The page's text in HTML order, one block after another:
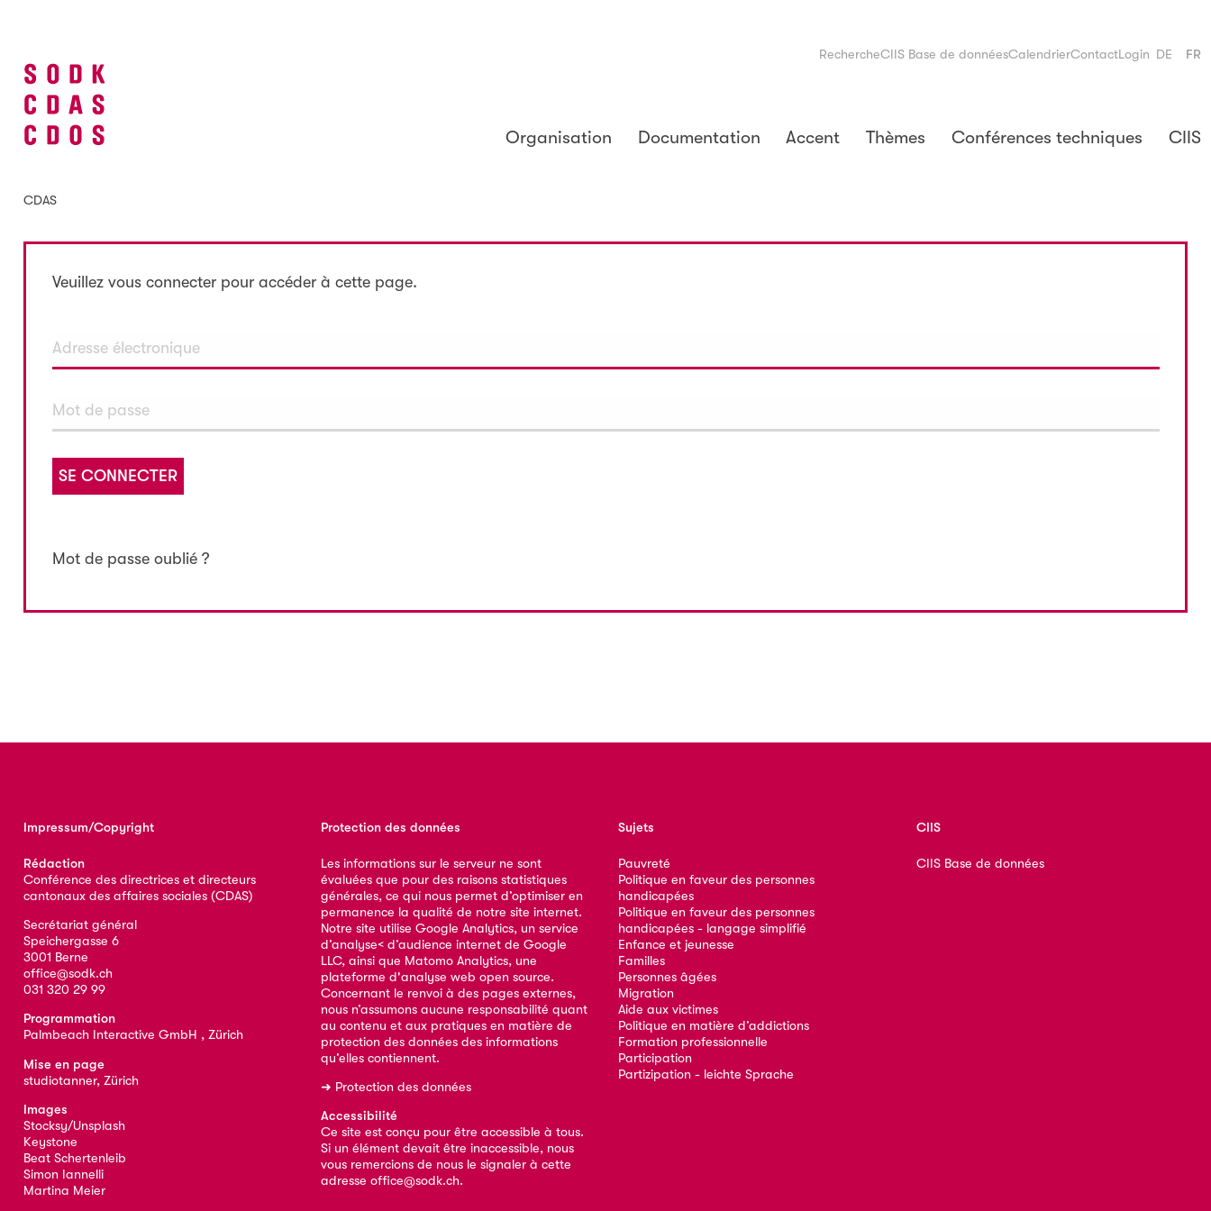
RechercheCIIS Base de donnéesCalendrierContactLogin DE FR
Organisation Documentation Accent Thèmes Conférences techniques CIIS
CDAS
Veuillez vous connecter pour accéder à cette page.
SE CONNECTER
Mot de passe oublié ?
Impressum/Copyright
Rédaction
Conférence des directrices et directeurs
cantonaux des affaires sociales (CDAS)
Secrétariat général
Speichergasse 6
3001 Berne
office@sodk.ch
031 320 29 99
Programmation
Palmbeach Interactive GmbH , Zürich
Mise en page
studiotanner, Zürich
Images
Stocksy/Unsplash
Keystone
Beat Schertenleib
Simon Iannelli
Martina Meier
Protection des données
Les informations sur le serveur ne sont
évaluées que pour des raisons statistiques
générales, ce qui nous permet d’optimiser en
permanence la qualité de notre site internet.
Notre site utilise Google Analytics, un service
d’analyse< d’audience internet de Google
LLC, ainsi que Matomo Analytics, une
plateforme d'analyse web open source.
Concernant le renvoi à des pages externes,
nous n’assumons aucune responsabilité quant
au contenu et aux pratiques en matière de
protection des données des informations
qu’elles contiennent.
➜ Protection des données
Accessibilité
Ce site est conçu pour être accessible à tous.
Si un élément devait être inaccessible, nous
vous remercions de nous le signaler à cette
adresseoffice@sodk.ch.
Sujets
Pauvreté
Politique en faveur des personnes
handicapées
Politique en faveur des personnes
handicapées - langage simplifié
Enfance et jeunesse
Familles
Personnes âgées
Migration
Aide aux victimes
Politique en matière d’addictions
Formation professionnelle
Participation
Partizipation - leichte Sprache
CIIS
CIIS Base de données